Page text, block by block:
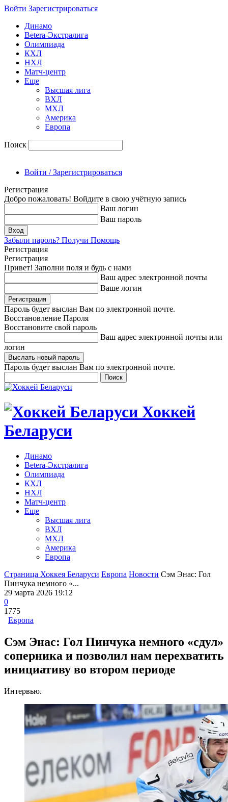
Войти Зарегиcтрироваться
Динамо
Betera-Экстралига
Олимпиада
КХЛ
НХЛ
Матч-центр
Еще
Высшая лига
ВХЛ
МХЛ
Америка
Европа
Поиск
Войти / Зарегистрироваться
Регистрация
Добро пожаловать! Войдите в свою учётную запись
Ваш логин
Ваш пароль
Забыли пароль? Получи Помощь
Регистрация
Регистрация
Привет! Заполни поля и будь с нами
Ваш адрес электронной почты
Ваше логин
Пароль будет выслан Вам по электронной почте.
Восстановление Пароля
Восстановите свой пароль
Ваш адрес электронной почты или
логин
Пароль будет выслан Вам по электронной почте.
Хоккей
Беларуси
Динамо
Betera-Экстралига
Олимпиада
КХЛ
НХЛ
Матч-центр
Еще
Высшая лига
ВХЛ
МХЛ
Америка
Европа
Страница Хоккея Беларуси Европа Новости Сэм Энас: Гол
Пинчука немного «...
29 марта 2026 19:12
0
1775
Европа
Сэм Энас: Гол Пинчука немного «сдул»
соперника и позволил нам перехватить
инициативу во втором периоде
Интервью.